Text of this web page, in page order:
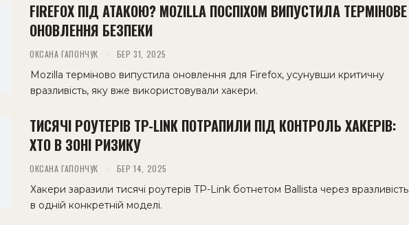
FIREFOX ПІД АТАКОЮ? MOZILLA ПОСПІХОМ ВИПУСТИЛА ТЕРМІНОВЕ
ОНОВЛЕННЯ БЕЗПЕКИ
ОКСАНА ГАПОНЧУК БЕР 31, 2025
Mozilla терміново випустила оновлення для Firefox, усунувши критичну
вразливість, яку вже використовували хакери.
ТИСЯЧІ РОУТЕРІВ TP-LINK ПОТРАПИЛИ ПІД КОНТРОЛЬ ХАКЕРІВ:
ХТО В ЗОНІ РИЗИКУ
ОКСАНА ГАПОНЧУК БЕР 14, 2025
Хакери заразили тисячі роутерів TP-Link ботнетом Ballista через вразливість
в одній конкретній моделі.